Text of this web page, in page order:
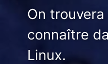
On
connaître
Linux.